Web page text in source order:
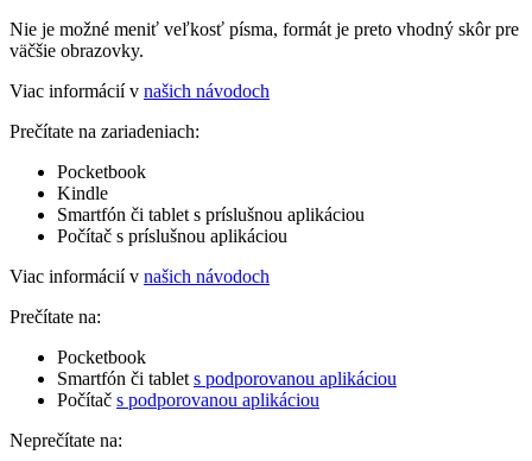
Nie je možné meniť veľkosť písma, formát je preto vhodný skôr pre
väčšie obrazovky.
Viac informácií v našich návodoch
Prečítate na zariadeniach:
Pocketbook
Kindle
Smartfón či tablet s príslušnou aplikáciou
Počítač s príslušnou aplikáciou
Viac informácií v našich návodoch
Prečítate na:
Pocketbook
Smartfón či tablet s podporovanou aplikáciou
Počítač s podporovanou aplikáciou
Neprečítate na: